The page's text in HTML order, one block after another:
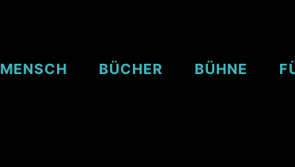
MENSCH BÜCHER BÜHNE